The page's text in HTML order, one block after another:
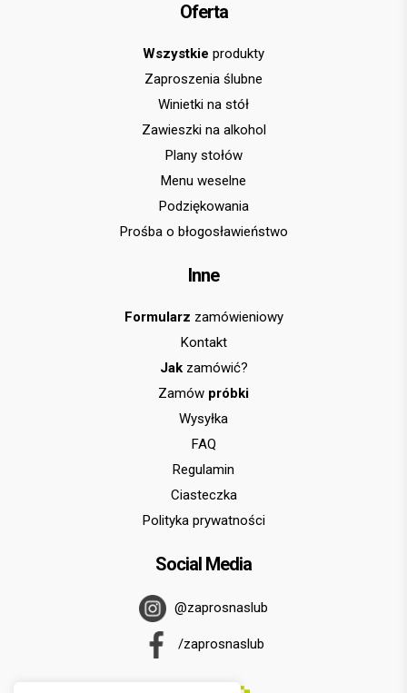
Oferta
Wszystkie produkty
Zaproszenia ślubne
Winietki na stół
Zawieszki na alkohol
Plany stołów
Menu weselne
Podziękowania
Prośba o błogosławieństwo
Inne
Formularz zamówieniowy
Kontakt
Jakzamówić?
Zamów próbki
Wysyłka
FAQ
Regulamin
Ciasteczka
Polityka prywatności
Social Media
@zaprosnaslub
/zaprosnaslub